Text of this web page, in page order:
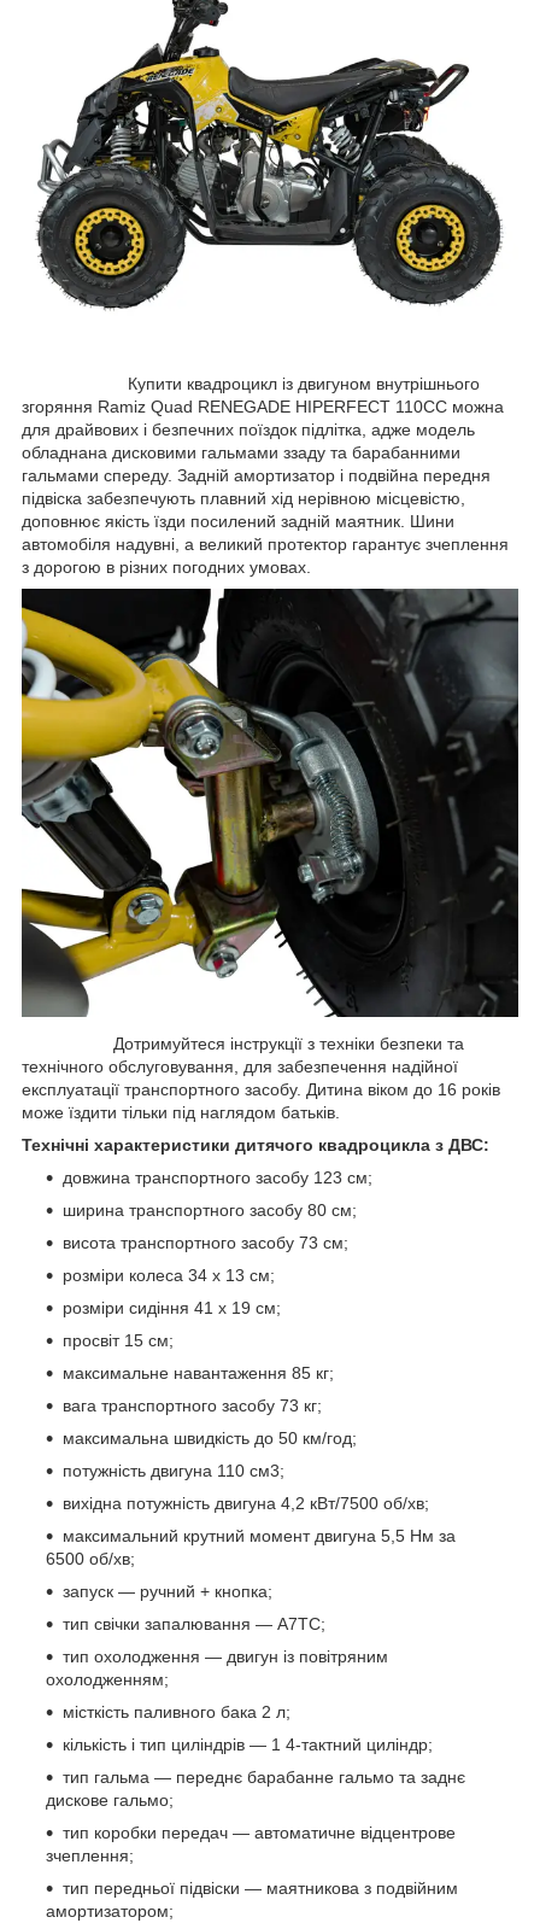
Купити квадроцикл із двигуном внутрішнього
згоряння Ramiz Quad RENEGADE HIPERFECT 110CC можна
для драйвових і безпечних поїздок підлітка, адже модель
обладнана дисковими гальмами ззаду та барабанними
гальмами спереду. Задній амортизатор і подвійна передня
підвіска забезпечують плавний хід нерівною місцевістю,
доповнює якість їзди посилений задній маятник. Шини
автомобіля надувні, а великий протектор гарантує зчеплення
з дорогою в різних погодних умовах.
Дотримуйтеся інструкції з техніки безпеки та
технічного обслуговування, для забезпечення надійної
експлуатації транспортного засобу. Дитина віком до 16 років
може їздити тільки під наглядом батьків.
Технічні характеристики дитячого квадроцикла з ДВС:
довжина транспортного засобу 123 см;
ширина транспортного засобу 80 см;
висота транспортного засобу 73 см;
розміри колеса 34 х 13 см;
розміри сидіння 41 х 19 см;
просвіт 15 см;
максимальне навантаження 85 кг;
вага транспортного засобу 73 кг;
максимальна швидкість до 50 км/год;
потужність двигуна 110 см3;
вихідна потужність двигуна 4,2 кВт/7500 об/хв;
максимальний крутний момент двигуна 5,5 Нм за
6500 об/хв;
запуск — ручний + кнопка;
тип свічки запалювання — A7TC;
тип охолодження — двигун із повітряним
охолодженням;
місткість паливного бака 2 л;
кількість і тип циліндрів — 1 4-тактний циліндр;
тип гальма — переднє барабанне гальмо та заднє
дискове гальмо;
тип коробки передач — автоматичне відцентрове
зчеплення;
тип передньої підвіски — маятникова з подвійним
амортизатором;